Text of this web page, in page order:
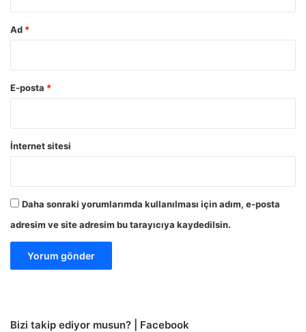
Ad *
E-posta *
İnternet sitesi
Daha sonraki yorumlarımda kullanılması için adım, e-posta
adresim ve site adresim bu tarayıcıya kaydedilsin.
Bizi takip ediyor musun? | Facebook